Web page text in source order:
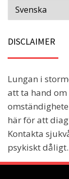
DISCLAIMER
Lungan i
att ta hand om
här för att
Kontakta
psykiskt dåligt.